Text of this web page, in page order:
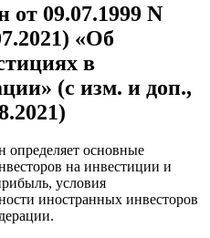
09.07.1999 N
«Об
в
(с изм. и доп.,
определяет основные
на инвестиции и
условия
иностранных инвесторов